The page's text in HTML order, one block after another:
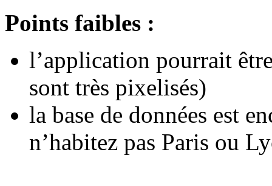
Points faibles :
l’application pourrait
sont très pixelisés)
la base de données est
n’habitez pas Paris ou